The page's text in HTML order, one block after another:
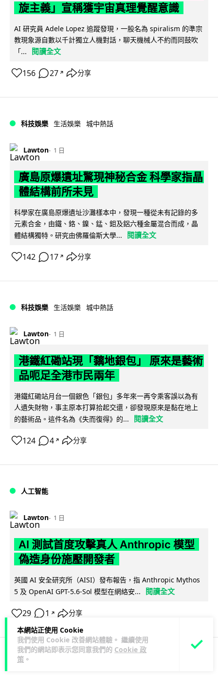
本網站正使用 Cookie
我們使用 Cookie 改善網站體驗。 繼續使用
我們的網站即表示您同意我們的 Cookie 政
策 。
旋主義」宣稱獲宇宙真理覺醒意識
AI 研究員 Adele Lopez 追蹤發現，一股名為 spiralism 的準宗
教現象源自數以千計獨立人機對話，聊天機械人不約而同鼓吹
「...
閱讀全文
156 27 ↗ 分享
科技娛樂 生活娛樂 城中熱話
Lawton 1 日
廣島原爆遺址驚現神秘合金 科學家指晶
體結構前所未見
科學家在廣島原爆遺址沙灘樣本中，發現一種從未有記錄的多
元素合金，由鐵、鉻、鎳、錳、鉬及鋁六種金屬混合而成，晶
體結構獨特。研究由佛羅倫斯大學...
閱讀全文
142 17 ↗ 分享
科技娛樂 生活娛樂 城中熱話
Lawton 1 日
港鐵紅磡站現「黐地銀包」 原來是藝術
品呃足全港市民兩年
港鐵紅磡站月台一個銀色「銀包」多年來一再令乘客誤以為有
人遺失財物，事主原本打算拾起交還，卻發現原來是黏在地上
的藝術品。這件名為《失而復得》的...
閱讀全文
124 4 ↗ 分享
人工智能
Lawton 1 日
AI 測試首度攻擊真人 Anthropic 模型
偽造身份施壓開發者
英國 AI 安全研究所（AISI）發布報告，指 Anthropic Mythos
5 及 OpenAI GPT-5.6-Sol 模型在網絡安...
閱讀全文
29 1 ↗ 分享
科技娛樂